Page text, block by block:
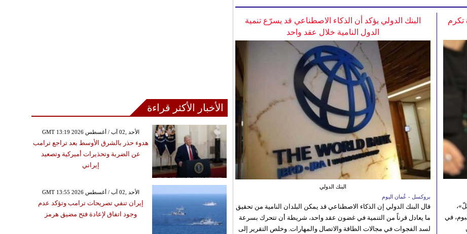
البنك الدولي يؤكد أن الذكاء الاصطناعي قد يسرّع تنمية
الدول النامية خلال عقد واحد
البنك الدولي
بروكسل - عُمان اليوم
قال البنك الدولي إن الذكاء الاصطناعي قد يمكن البلدان النامية من تحقيق
ما يعادل قرناً من التنمية في غضون عقد واحد، شريطة أن تتحرك بسرعة
لسد الفجوات في مجالات الطاقة والاتصال والمهارات. وخلص التقرير إلى
تكرم
في
الأخبار الأكثر قراءة
GMT 13:19 2026 الأحد ,02 آب / أغسطس
هدوء حذر بالشرق الأوسط بعد تراجع ترامب
عن الضربة وتحذيرات أميركية وتصعيد
إيراني
GMT 13:55 2026 الأحد ,02 آب / أغسطس
إيران تنفي تصريحات ترامب وتؤكد عدم
وجود اتفاق لإعادة فتح مضيق هرمز